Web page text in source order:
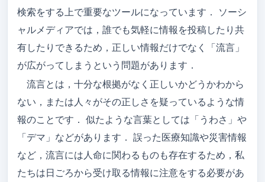
メディア紹介
在校生･受験生･高専生へ
研究成果
アクセス
卒論/修論（メンバーのみ）
就職先
検索をする上で重要なツールになっています． ソーシ
ャルメディアでは，誰でも気軽に情報を投稿したり共
有したりできるため，正しい情報だけでなく「流言」
が広がってしまうという問題があります．
流言とは，十分な根拠がなく正しいかどうかわから
ない，または人々がその正しさを疑っているような情
報のことです． 似たような言葉としては「うわさ」や
「デマ」などがあります． 誤った医療知識や災害情報
など，流言には人命に関わるものも存在するため，私
たちは日ごろから受け取る情報に注意をする必要があ